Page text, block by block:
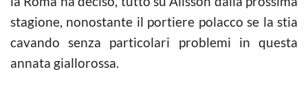
stagione, nonostante il portiere polacco se la stia
cavando senza particolari problemi in questa
annata giallorossa.